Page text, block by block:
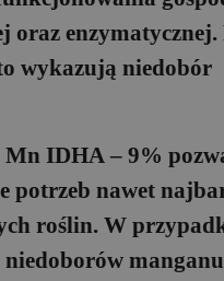
oraz
wykazują niedobór
Mn IDHA – 9%
potrzeb nawet
roślin. W
manganu